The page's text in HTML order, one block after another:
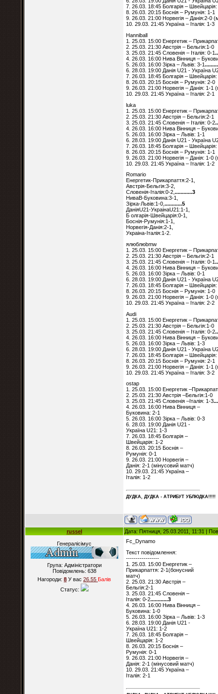
7. 26.03. 18:45 Болгарія –
8. 26.03. 20:15 Боснія – Румунія: 1-1
9. 26.03. 21:00 Норвегія – Данія:2-0
10. 29.03. 21:45 Україна – Італія: 1-3
Hanniball
1. 25.03. 15:00 Енергетик –
2. 25.03. 21:30 Австрія – Бельгія:1-0
3. 25.03. 21:45 Словенія – Італія: 0-1
4. 26.03. 16:00 Нива Вінниця –
5. 26.03. 16:00 Зірка – Львів: 3-1
6. 28.03. 19:00 Данія U21 - Україна
7. 26.03. 18:45 Болгарія –
8. 26.03. 20:15 Боснія – Румунія: 2-0
9. 26.03. 21:00 Норвегія – Данія: 1-1
10. 29.03. 21:45 Україна – Італія: 2-1
luka
1. 25.03. 15:00 Енергетик –
2. 25.03. 21:30 Австрія – Бельгія:2-1
3. 25.03. 21:45 Словенія – Італія: 0-2
4. 26.03. 16:00 Нива Вінниця –
5. 26.03. 16:00 Зірка – Львів: 1-1
6. 28.03. 19:00 Данія U21 - Україна
7. 26.03. 18:45 Болгарія –
8. 26.03. 20:15 Боснія – Румунія: 1-1
9. 26.03. 21:00 Норвегія – Данія: 1-0
10. 29.03. 21:45 Україна – Італія: 1-2
Romario
Енергетик-Прикарпаття:2-1,
Австрія-Бельгія:3-2,
Словенія-Італія:0-2, ............3
НиваВ-Буковина:3-1,
Зірка-Львів:1-0, ............5
ДаніяU21-УкраінаU21:1-1,
Б олгарія-Швейцарія:0-1,
Боснія-Румунія:1-1,
Норвегія-Данія:2-1,
Украіна-Італія:1-2.
ялюблюbmw
1. 25.03. 15:00 Енергетик –
2. 25.03. 21:30 Австрія – Бельгія:2-1
3. 25.03. 21:45 Словенія – Італія: 0-1
4. 26.03. 16:00 Нива Вінниця –
5. 26.03. 16:00 Зірка – Львів: 0-1
6. 28.03. 19:00 Данія U21 - Україна
7. 26.03. 18:45 Болгарія –
8. 26.03. 20:15 Боснія – Румунія: 1-0
9. 26.03. 21:00 Норвегія – Данія: 1-0
10. 29.03. 21:45 Україна – Італія: 2-2
Audi
1. 25.03. 15:00 Енергетик –
2. 25.03. 21:30 Австрія – Бельгія:1-0
3. 25.03. 21:45 Словенія – Італія: 0-2
4. 26.03. 16:00 Нива Вінниця –
5. 26.03. 16:00 Зірка – Львів: 1-3
6. 28.03. 19:00 Данія U21 - Україна
7. 26.03. 18:45 Болгарія –
8. 26.03. 20:15 Боснія – Румунія: 2-1
9. 26.03. 21:00 Норвегія – Данія: 1-1
10. 29.03. 21:45 Україна – Італія: 3-2
ostap
1. 25.03. 15:00 Енергетик
2. 25.03. 21:30 Австрія –Бельгія:1-0
3. 25.03. 21:45 Словенія –Італія: 1-3
4. 26.03. 16:00 Нива Вінниця –
Буковина: 2-1
5. 26.03. 16:00 Зірка – Львів: 0-3
6. 28.03. 19:00 Данія U21 -
Україна U21: 1-3
7. 26.03. 18:45 Болгарія –
Швейцарія: 1-2
8. 26.03. 20:15 Боснія –
Румунія: 0-1
9. 26.03. 21:00 Норвегія –
Данія: 2-1 (мінусовий матч)
10. 29.03. 21:45 Україна –
Італія: 1-2
ДУДКА, ДУДКА - АТРИБУT УБЛЮДКА!!!!!
russel Дата: Пятниця, 25.03.2011, 11:31 |
Генералісімус
Група: Адміністратори
Повідомлень: 638
Нагороди: 8 У вас 26.55 Балiв
Статус:
Fc_Dynamo
Текст повідомлення:
-----------------
1. 25.03. 15:00 Енергетик –
Прикарпаття: 2-1(бонусний
матч)
2. 25.03. 21:30 Австрія –
Бельгія:2-1
3. 25.03. 21:45 Словенія –
Італія: 0-2............3
4. 26.03. 16:00 Нива Вінниця –
Буковина: 1-0
5. 26.03. 16:00 Зірка – Львів: 1-3
6. 28.03. 19:00 Данія U21 -
Україна U21: 1-2
7. 26.03. 18:45 Болгарія –
Швейцарія: 1-2
8. 26.03. 20:15 Боснія –
Румунія: 0-1
9. 26.03. 21:00 Норвегія –
Данія: 2-1 (мінусовий матч)
10. 29.03. 21:45 Україна –
Італія: 2-1